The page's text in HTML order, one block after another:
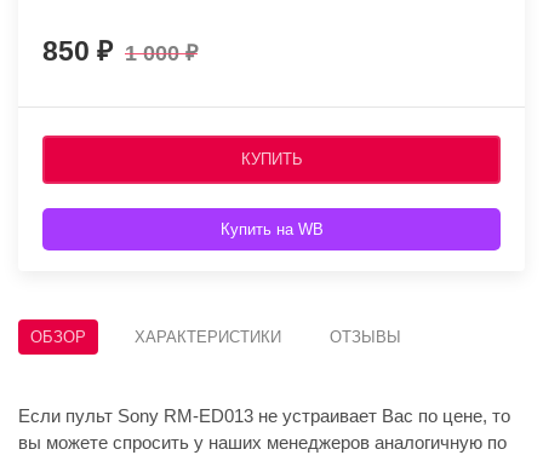
850 1 000
КУПИТЬ
Купить на WB
ОБЗОР ХАРАКТЕРИСТИКИ ОТЗЫВЫ
Если пульт Sony RM-ED013 не устраивает Вас по цене, то
вы можете спросить у наших менеджеров аналогичную по